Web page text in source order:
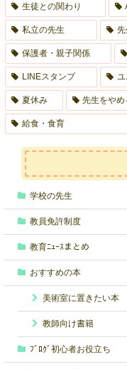
生徒との関わり
私立の先生
保護者・親子関係
LINEスタンプ
夏休み 先生をやめ
給食・食育
学校の先生
教員免許制度
教育ﾆｭｰｽまとめ
おすすめの本
美術室に置きたい本
教師向け書籍
ﾌﾞﾛｸﾞ初心者お役立ち